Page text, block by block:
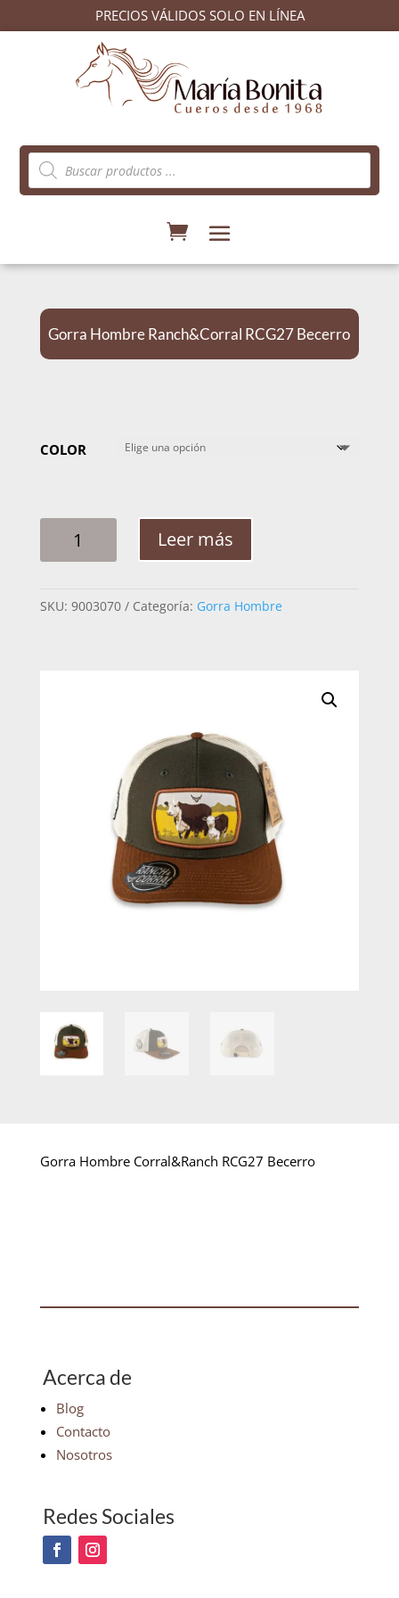
PRECIOS VÁLIDOS SOLO EN LÍNEA
Búsqueda
de
productos
Gorra Hombre Ranch&Corral RCG27 Becerro
COLOR
HOMBRE
BECERRO
Leer más
SKU: 9003070 Categoría: Gorra Hombre
Gorra Hombre Corral&Ranch RCG27 Becerro
Acerca de
Blog
Contacto
Nosotros
Redes Sociales